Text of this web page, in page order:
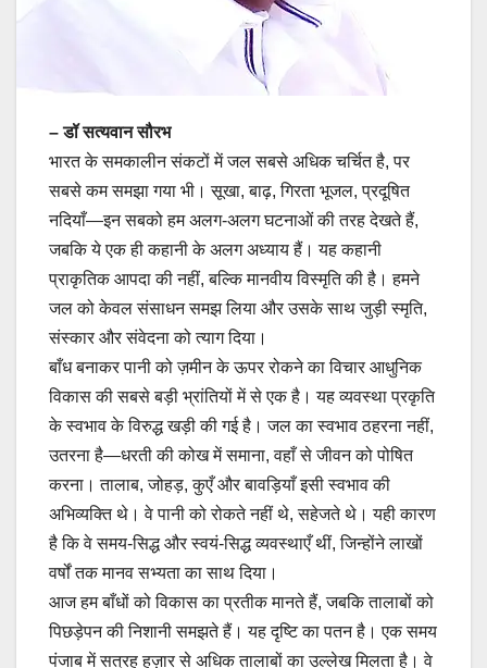
– डॉ सत्यवान सौरभ
भारत के समकालीन संकटों में जल सबसे अधिक चर्चित है, पर
सबसे कम समझा गया भी। सूखा, बाढ़, गिरता भूजल, प्रदूषित
नदियाँ—इन सबको हम अलग-अलग घटनाओं की तरह देखते हैं,
जबकि ये एक ही कहानी के अलग अध्याय हैं। यह कहानी
प्राकृतिक आपदा की नहीं, बल्कि मानवीय विस्मृति की है। हमने
जल को केवल संसाधन समझ लिया और उसके साथ जुड़ी स्मृति,
संस्कार और संवेदना को त्याग दिया।
बाँध बनाकर पानी को ज़मीन के ऊपर रोकने का विचार आधुनिक
विकास की सबसे बड़ी भ्रांतियों में से एक है। यह व्यवस्था प्रकृति
के स्वभाव के विरुद्ध खड़ी की गई है। जल का स्वभाव ठहरना नहीं,
उतरना है—धरती की कोख में समाना, वहाँ से जीवन को पोषित
करना। तालाब, जोहड़, कुएँ और बावड़ियाँ इसी स्वभाव की
अभिव्यक्ति थे। वे पानी को रोकते नहीं थे, सहेजते थे। यही कारण
है कि वे समय-सिद्ध और स्वयं-सिद्ध व्यवस्थाएँ थीं, जिन्होंने लाखों
वर्षों तक मानव सभ्यता का साथ दिया।
आज हम बाँधों को विकास का प्रतीक मानते हैं, जबकि तालाबों को
पिछड़ेपन की निशानी समझते हैं। यह दृष्टि का पतन है। एक समय
पंजाब में सत्रह हज़ार से अधिक तालाबों का उल्लेख मिलता है। वे